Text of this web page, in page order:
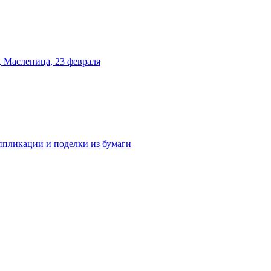
23 февраля
и поделки из бумаги